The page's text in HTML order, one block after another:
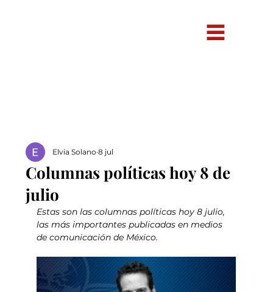
Columnas políticas hoy 8 de
julio
Elvia Solano 8 jul
Estas son las columnas políticas hoy 8 julio,
las más importantes publicadas en medios
de comunicación de México.